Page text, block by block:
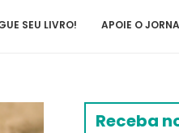
SEU LIVRO! APOIE O
Receba